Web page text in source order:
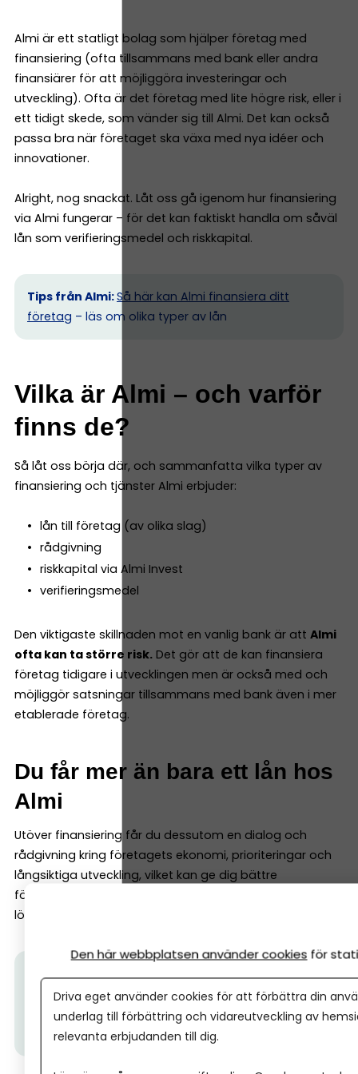
Almi är ett statligt bolag som hjälper företag med
finansiering (ofta tillsammans med bank eller andra
finansiärer för att möjliggöra investeringar och
utveckling). Ofta är det företag med lite högre risk, eller i
ett tidigt skede, som vänder sig till Almi. Det kan också
passa bra när företaget ska växa med nya idéer och
innovationer.
Alright, nog snackat. Låt oss gå igenom hur finansiering
via Almi fungerar – för det kan faktiskt handla om såväl
lån som verifieringsmedel och riskkapital.
Tips från Almi:Så här kan Almi finansiera ditt
företag – läs om olika typer av lån
Vilka är Almi – och varför
finns de?
Så låt oss börja där, och sammanfatta vilka typer av
finansiering och tjänster Almi erbjuder:
lån till företag (av olika slag)
rådgivning
riskkapital via Almi Invest
verifieringsmedel
Den viktigaste skillnaden mot en vanlig bank är att Almi
ofta kan ta större risk. Det gör att de kan finansiera
företag tidigare i utvecklingen men är också med och
möjliggör satsningar tillsammans med bank även i mer
etablerade företag.
Du får mer än bara ett lån hos
Almi
Utöver finansiering får du dessutom en dialog och
rådgivning kring företagets ekonomi, prioriteringar och
långsiktiga utveckling, vilket kan ge dig bättre
förutsättningar att fatta beslut och utveckla ett mer
lönsamt och mer hållbart företag.
Tips från Almi:Vill du diskutera finansiering för ditt
företag, men är osäker på vilket lån eller vilken
lösning som passar bäst? Här kan du prata direkt
med Almi.
Den här webbplatsen använder cookies för
Driva eget använder cookies för att förbättra din
underlag till förbättring och vidareutveckling av
relevanta erbjudanden till dig.